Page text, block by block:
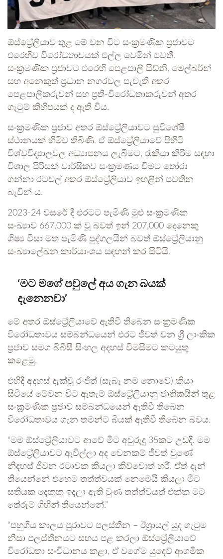
ඕස්ට්‍රේලියාව තුළ මේ වන විට සංක්‍රමණික ප්‍රජාවට
එරෙහිව විරෝධතාවයක් එල්ල වෙමින් පවතී.
සංක්‍රමණික ප්‍රජාවට එරෙහි පෙළපාලි සිඩ්නි, මෙල්බර්න්
සහ අනෙකුත් ප්‍රධාන නගරවල පැවැති අතර
පෙළපාලිකරුවන් සහ ප්‍රති-විරෝධතාකරුවන් අතර
ගැටුම් කිහිපයක් ද ඇති විය.
සංක්‍රමණික ප්‍රජාව අතර ඕස්ට්‍රේලියාවට සුවිශේෂී
ස්ථානයක් හිමිව තිබිණි. ඒ ඕස්ට්‍රේලියාවේ පිහිටි
විශ්වවිද්‍යාලවල අධ්‍යාපනය ලැබීමට, රැකියා කිරීම සඳහා
විශාල පිරිසක් වාර්ෂිකව සංක්‍රමණය වීමට තෝරා
ගන්නා රටවල් අතර ඕස්ට්‍රේලියාව ඉහළින් පවතින
බැවින් ය.
2023-24 වසරේ දී එරටට පැමිණි මුළු සංක්‍රමණික
සංඛ්‍යාව 667,000 ක් වූ බවත් ඉන් 207,000 දෙනෙකු
ශිෂ්‍ය වීසා මත පැමිණි පුද්ගලයින් බවත් ඕස්ට්‍රේලියානු
සංඛ්‍යාලේඛන කාර්යාංශය සඳහන් කර සිටියි.
‘මට මගේ පවුලේ අය ගැන බයක්
දැනෙනවා’
මේ අතර ඕස්ට්‍රේලියාවේ ඇතිවී තිබෙන සංක්‍රමණික
විරෝධතාවය සම්බන්ධයෙන් එරට ජීවත් වන ශ්‍රී ලාංකික
ප්‍රජාව සමග බීබීසී සිංහල අදහස් විමසීමට කටයුතු
කළෙමු.
එහිදී අදහස් දැක්වූ රංජිත් (සැබෑ නම නොවේ) කියා
සිටියේ මේවන විට ඇතැම් ඕස්ට්‍රේලියානු ජාතිකයින් තුළ
සංක්‍රමණික ප්‍රජාව සම්බන්ධයෙන් ඇතිවී තිබෙන
විරෝධතාවය ගැන තමන්ට බියක් ඇතිවී තිබෙන බවය.
“මම ඕස්ට්‍රේලියාවට ආවේ මීට අවුරුදු 35කට උඩදී. මම
ඕස්ට්‍රේලියාවට ඇවිල්ලා අද වෙනකම් ජීවත් වුණේ
නිදහස් ජීවන රටාවක කියලා කිව්වොත් හරි. ඒත් දැන්
තියෙන්නේ එහෙම තත්ත්වයක් නෙමෙයි කියලා මීට
සතියක දෙකක ඉදලා ඇති වුණ තත්ත්වයත් එක්ක මට
තේරුම් ගිහින් තියෙන්නේ.”
”පහුගිය කාලය පුරාවට පලස්තීන – ඊශ්‍රායල් යුද ගැටුම
නිසා පලස්තීනයට සහය පළ කරලා ඕස්ට්‍රේලියාවේ
විරෝධතා සංවිධානය කළා, ඒ වගේම යුදෙව් ආගමික